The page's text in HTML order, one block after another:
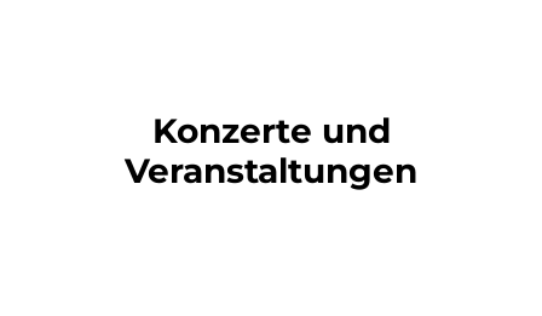
Konzerte und
Veranstaltungen